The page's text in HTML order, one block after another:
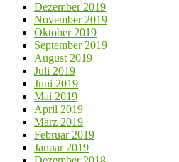
Dezember 2019
November 2019
Oktober 2019
September 2019
August 2019
Juli 2019
Juni 2019
Mai 2019
April 2019
März 2019
Februar 2019
Januar 2019